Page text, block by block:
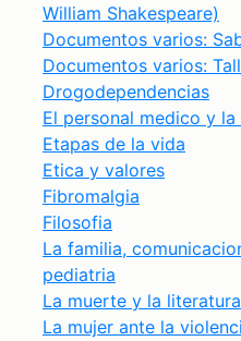
William Shakespeare)
Documentos varios:
Documentos varios:
Drogodependencias
El personal medico y
Etapas de la vida
Etica y valores
Fibromalgia
Filosofia
La familia,
pediatria
La muerte y la literatura
La mujer ante la